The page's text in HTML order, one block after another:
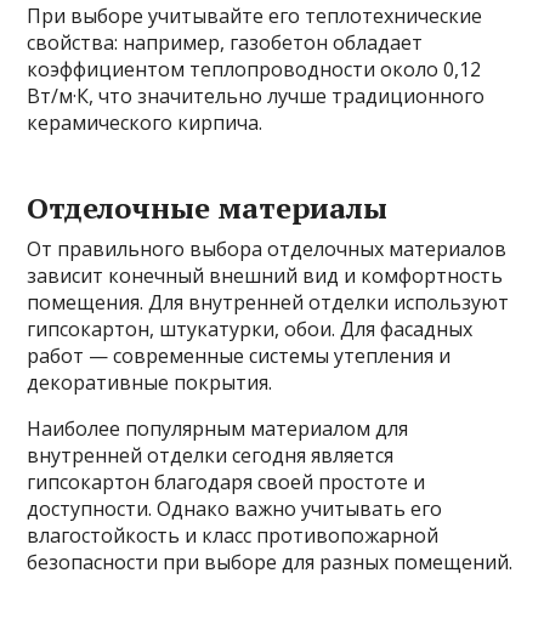
При выборе учитывайте его теплотехнические
свойства: например, газобетон обладает
коэффициентом теплопроводности около 0,12
Вт/м·К, что значительно лучше традиционного
керамического кирпича.
Отделочные материалы
От правильного выбора отделочных материалов
зависит конечный внешний вид и комфортность
помещения. Для внутренней отделки используют
гипсокартон, штукатурки, обои. Для фасадных
работ — современные системы утепления и
декоративные покрытия.
Наиболее популярным материалом для
внутренней отделки сегодня является
гипсокартон благодаря своей простоте и
доступности. Однако важно учитывать его
влагостойкость и класс противопожарной
безопасности при выборе для разных помещений.